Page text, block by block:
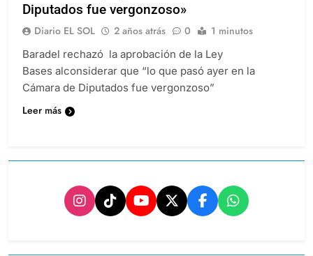
Diputados fue vergonzoso»
Diario EL SOL 2 años atrás 0 1 minutos
Baradel rechazó la aprobación de la Ley
Bases alconsiderar que “lo que pasó ayer en la
Cámara de Diputados fue vergonzoso”
Leer más